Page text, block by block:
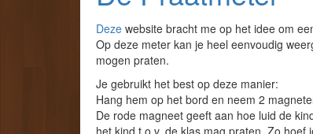
Deze website bracht me op het idee om
Op deze meter kan je heel eenvoudig
mogen praten.
Je gebruikt het best op deze manier:
Hang hem op het bord en neem 2
De rode magneet geeft aan hoe luid de
het kind t.o.v. de klas mag praten. Zo hoef